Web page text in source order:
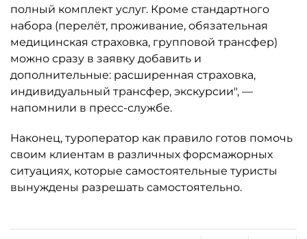
полный комплект услуг. Кроме стандартного
набора (перелёт, проживание, обязательная
медицинская страховка, групповой трансфер)
можно сразу в заявку добавить и
дополнительные: расширенная страховка,
индивидуальный трансфер, экскурсии", —
напомнили в пресс-службе.
Наконец, туроператор как правило готов помочь
своим клиентам в различных форсмажорных
ситуациях, которые самостоятельные туристы
вынуждены разрешать самостоятельно.